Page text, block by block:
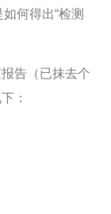
何得出“检测
告（已抹去个
：